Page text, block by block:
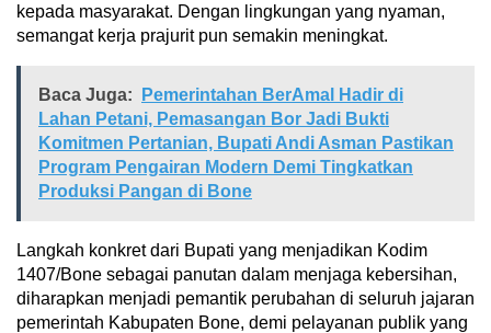
kepada masyarakat. Dengan lingkungan yang nyaman,
semangat kerja prajurit pun semakin meningkat.
Baca Juga:
Pemerintahan BerAmal Hadir di
Lahan Petani, Pemasangan Bor Jadi Bukti
Komitmen Pertanian, Bupati Andi Asman Pastikan
Program Pengairan Modern Demi Tingkatkan
Produksi Pangan di Bone
Langkah konkret dari Bupati yang menjadikan Kodim
1407/Bone sebagai panutan dalam menjaga kebersihan,
diharapkan menjadi pemantik perubahan di seluruh jajaran
pemerintah Kabupaten Bone, demi pelayanan publik yang